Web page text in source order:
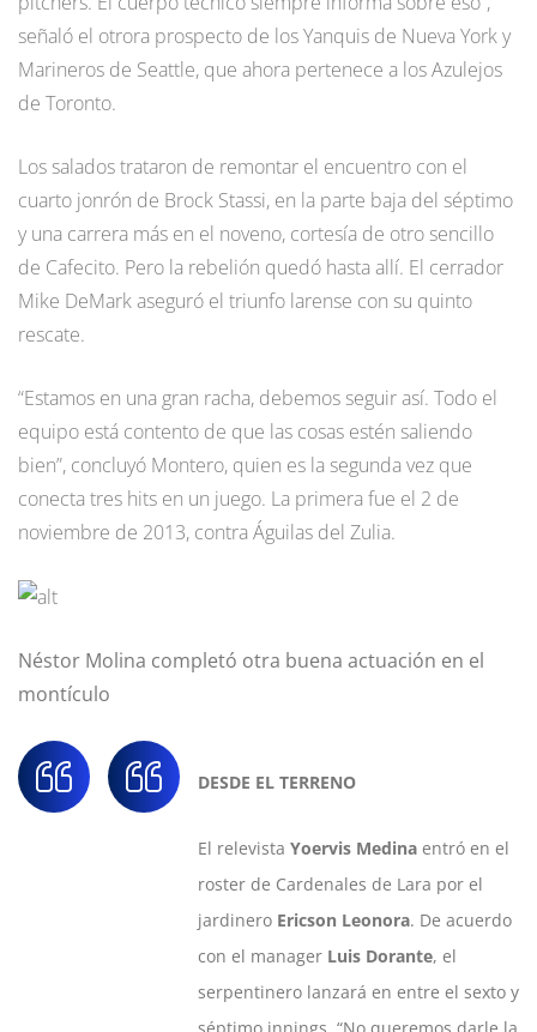
señaló el otrora prospecto de los Yanquis de Nueva York y
Marineros de Seattle, que ahora pertenece a los Azulejos
de Toronto.
Los salados trataron de remontar el encuentro con el
cuarto jonrón de Brock Stassi, en la parte baja del séptimo
y una carrera más en el noveno, cortesía de otro sencillo
de Cafecito. Pero la rebelión quedó hasta allí. El cerrador
Mike DeMark aseguró el triunfo larense con su quinto
rescate.
“Estamos en una gran racha, debemos seguir así. Todo el
equipo está contento de que las cosas estén saliendo
bien”, concluyó Montero, quien es la segunda vez que
conecta tres hits en un juego. La primera fue el 2 de
noviembre de 2013, contra Águilas del Zulia.
Néstor Molina completó otra buena actuación en el
montículo
DESDE EL TERRENO
El relevista Yoervis Medina entró en el
roster de Cardenales de Lara por el
jardinero Ericson Leonora. De acuerdo
con el manager Luis Dorante, el
serpentinero lanzará en entre el sexto y